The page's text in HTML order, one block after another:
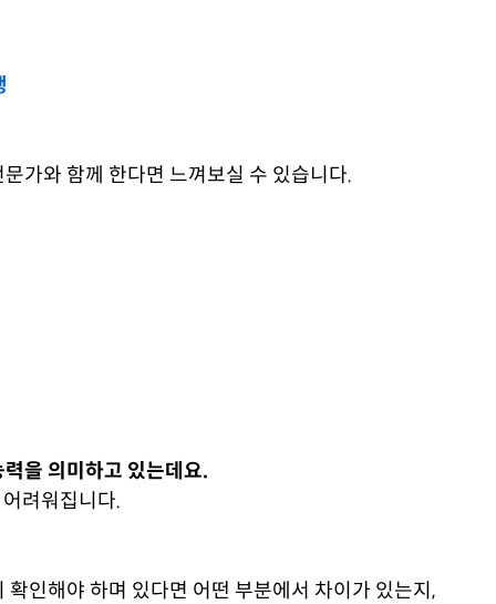
가와 함께 한다면 느껴보실 수 있습니다.
을 의미하고 있는데요.
려워집니다.
인해야 하며 있다면 어떤 부분에서 차이가 있는지,